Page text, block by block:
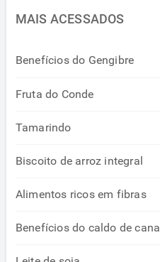
MAIS ACESSADOS
Benefícios do Gengibre
Fruta do Conde
Tamarindo
Biscoito de arroz integral
Alimentos ricos em fibras
Benefícios do caldo de cana